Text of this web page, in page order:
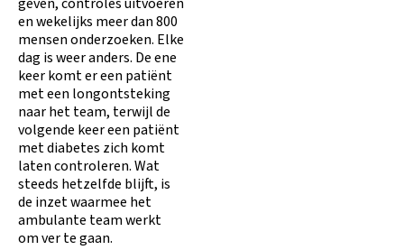
en wekelijks meer dan 800
mensen onderzoeken. Elke
dag is weer anders. De ene
keer komt er een patiënt
met een longontsteking
naar het team, terwijl de
volgende keer een patiënt
met diabetes zich komt
laten controleren. Wat
steeds hetzelfde blijft, is
de inzet waarmee het
ambulante team werkt
om ver te gaan.